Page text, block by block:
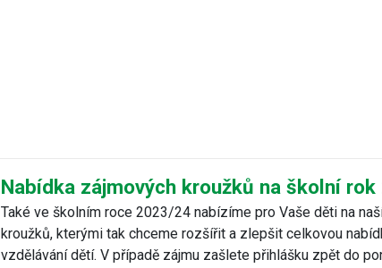
Nabídka zájmových kroužků na školní
Také ve školním roce 2023/24 nabízíme pro Vaše děti na
kroužků, kterými tak chceme rozšířit a zlepšit celkovou
vzdělávání dětí. V případě zájmu zašlete přihlášku zpět do